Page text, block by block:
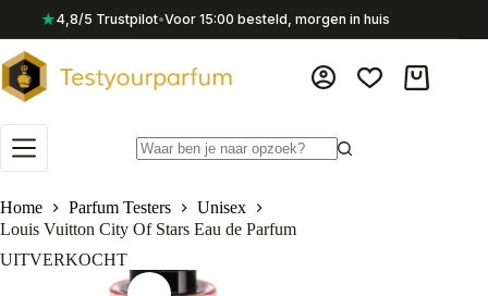
inhoud
★4,8/5 Trustpilot•Voor 15:00 besteld, morgen in huis
Home
Parfum Testers
Unisex
Louis Vuitton City Of Stars Eau de Parfum
UITVERKOCHT